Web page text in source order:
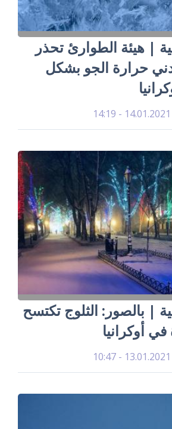
| هيئة الطوارئ تحذر
حرارة الجو بشكل
14.01.2021 - 14:19
| بالصور: الثلوج تكتسح
أوكرانيا
13.01.2021 - 10:47